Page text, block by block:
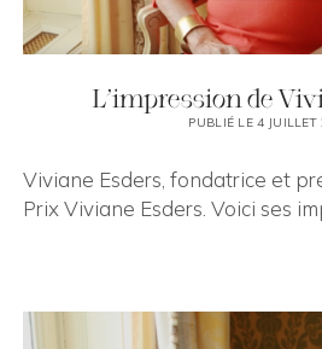
L’impression de
PUBLIÉ LE 4 JUILLET
Viviane Esders, fondatrice et
Prix Viviane Esders. Voici ses